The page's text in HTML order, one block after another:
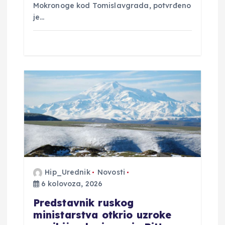
Mokronoge kod Tomislavgrada, potvrđeno
je…
Hip_Urednik
Novosti
6 kolovoza, 2026
Predstavnik ruskog
ministarstva otkrio uzroke